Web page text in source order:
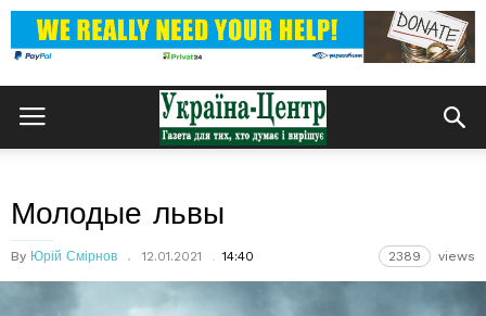
Молодые львы
By Юрій Смірнов 12.01.2021 14:40 2389 views